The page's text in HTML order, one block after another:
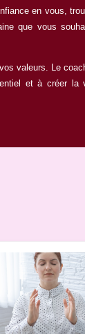
en vous,
que vous
valeurs. Le
et à créer la